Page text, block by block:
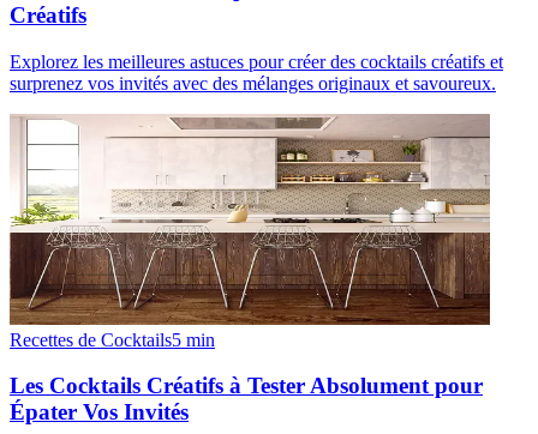
Créatifs
Explorez les meilleures astuces pour créer des cocktails créatifs et
surprenez vos invités avec des mélanges originaux et savoureux.
Recettes de Cocktails5 min
Les Cocktails Créatifs à Tester Absolument pour
Épater Vos Invités